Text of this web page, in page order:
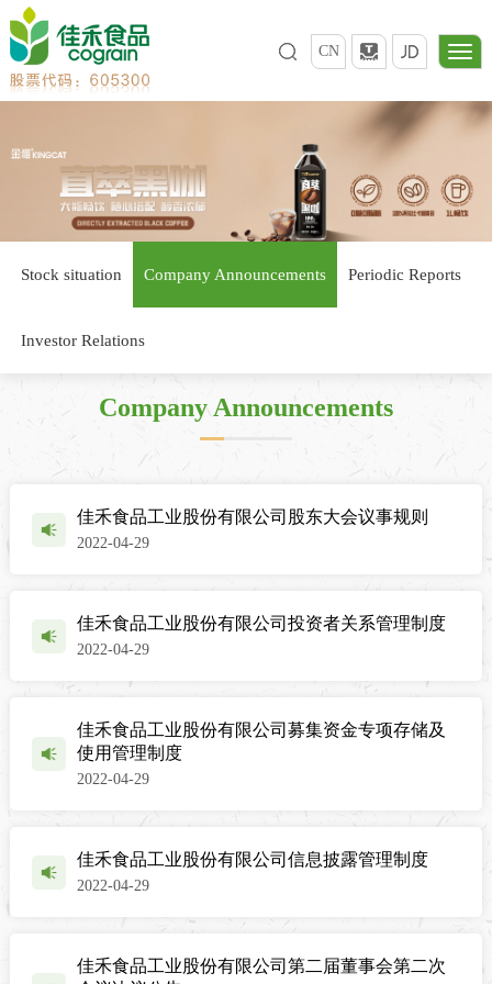
CN
Stock situation Company Announcements Periodic Reports
Investor Relations
Company Announcements
佳禾食品工业股份有限公司股东大会议事规则
2022-04-29
佳禾食品工业股份有限公司投资者关系管理制度
2022-04-29
佳禾食品工业股份有限公司募集资金专项存储及
使用管理制度
2022-04-29
佳禾食品工业股份有限公司信息披露管理制度
2022-04-29
佳禾食品工业股份有限公司第二届董事会第二次